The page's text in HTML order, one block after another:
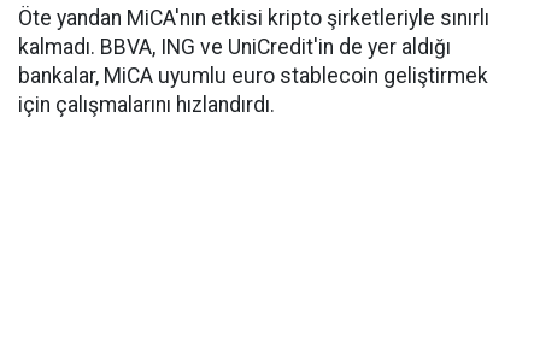
Öte yandan MiCA'nın etkisi kripto şirketleriyle sınırlı
kalmadı. BBVA, ING ve UniCredit'in de yer aldığı
bankalar, MiCA uyumlu euro stablecoin geliştirmek
için çalışmalarını hızlandırdı.